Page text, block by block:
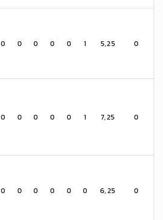
0 0 0 0 0 1 5,25 0
0 0 0 0 0 1 7,25 0
0 0 0 0 0 0 6,25 0